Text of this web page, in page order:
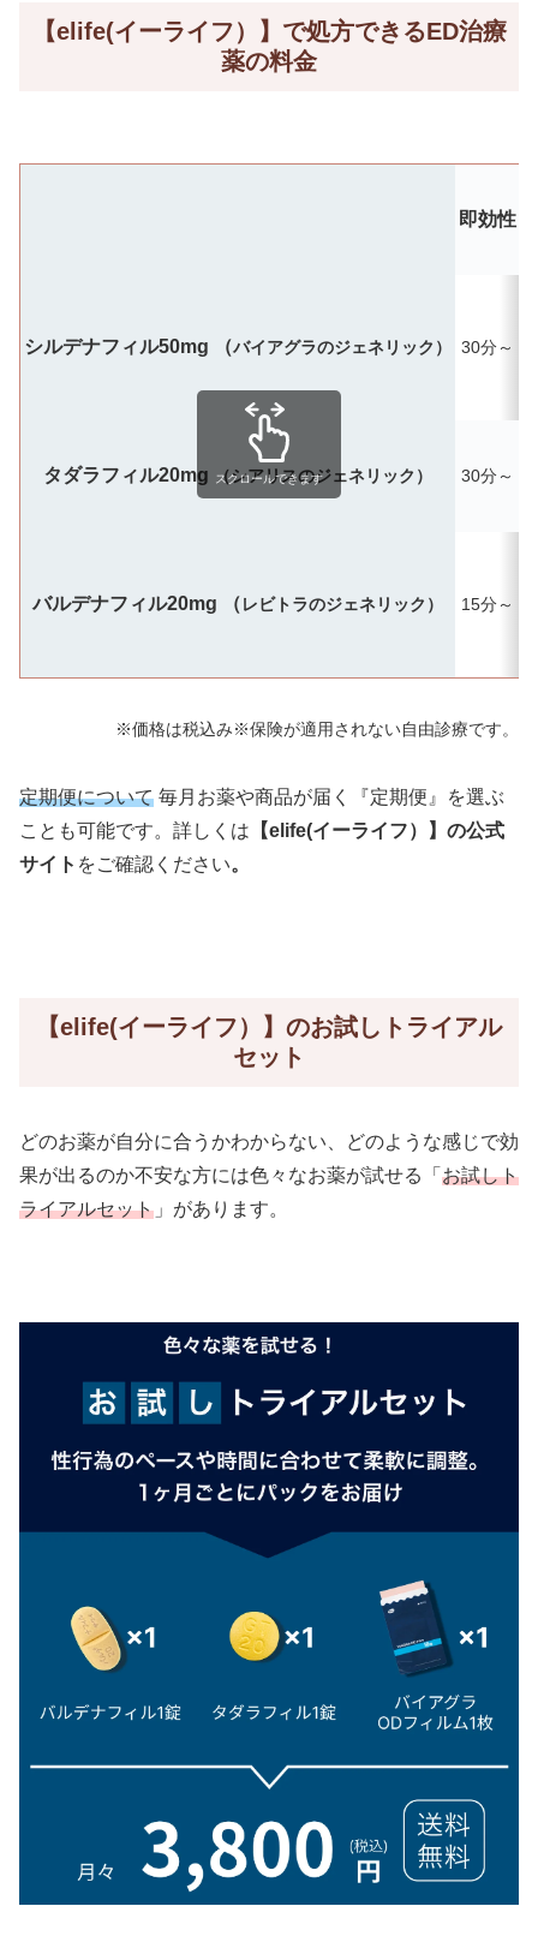
【elife(イーライフ）】で処方できるED治療
薬の料金
即効性
シルデナフィル50mg （バイアグラのジェネリック） 30分～
タダラフィル20mg （シアリスのジェネリック） 30分～
バルデナフィル20mg （レビトラのジェネリック） 15分～
スクロールできます
※価格は税込み※保険が適用されない自由診療です。
定期便について 毎月お薬や商品が届く『定期便』を選ぶ
ことも可能です。詳しくは 【elife(イーライフ）】の公式
サイト をご確認ください。
【elife(イーライフ）】のお試しトライアル
セット
どのお薬が自分に合うかわからない、どのような感じで効
果が出るのか不安な方には色々なお薬が試せる「 お試しト
ライアルセット 」があります。